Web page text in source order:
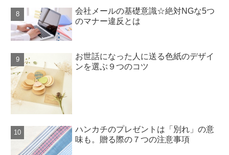
会社メールの基礎意識☆絶対NGな5つ
のマナー違反とは
お世話になった人に送る色紙のデザイ
ンを選ぶ９つのコツ
ハンカチのプレゼントは「別れ」の意
味も。贈る際の７つの注意事項